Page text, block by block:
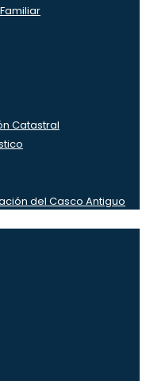
Catastral
del Casco Antiguo